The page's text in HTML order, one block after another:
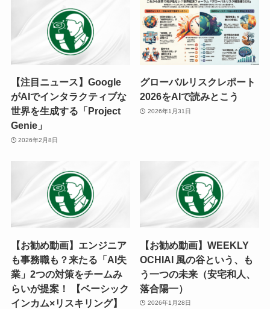
【注目ニュース】Google
がAIでインタラクティブな
世界を生成する「Project
Genie」
2026年2月8日
グローバルリスクレポート
2026をAIで読みとこう
2026年1月31日
【お勧め動画】エンジニア
も事務職も？来たる「AI失
業」2つの対策をチームみ
らいが提案！ 【ベーシック
インカム×リスキリング】
【お勧め動画】WEEKLY
OCHIAI 風の谷という、も
う一つの未来（安宅和人、
落合陽一）
2026年1月28日